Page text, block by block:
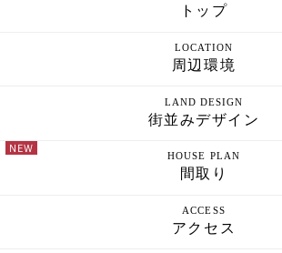
トップ
LOCATION
周辺環境
LAND DESIGN
街並みデザイン
HOUSE PLAN
間取り
ACCESS
アクセス